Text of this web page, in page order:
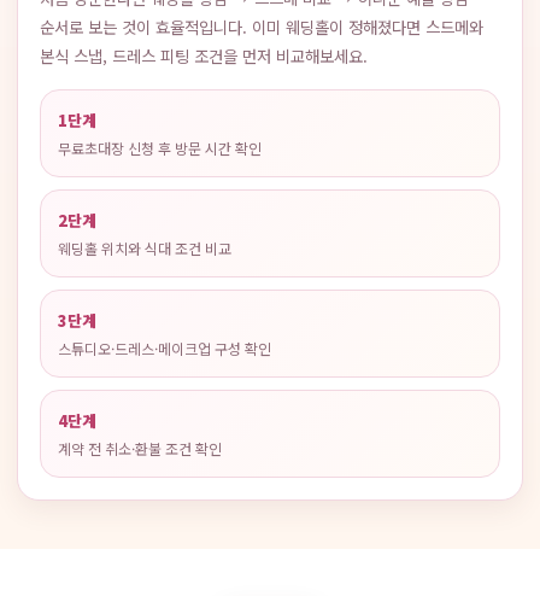
순서로 보는 것이 효율적입니다. 이미 웨딩홀이 정해졌다면 스드메와
본식 스냅, 드레스 피팅 조건을 먼저 비교해보세요.
1단계
무료초대장 신청 후 방문 시간 확인
2단계
웨딩홀 위치와 식대 조건 비교
3단계
스튜디오·드레스·메이크업 구성 확인
4단계
계약 전 취소·환불 조건 확인